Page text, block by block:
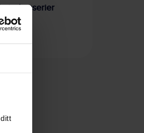
trakasserier